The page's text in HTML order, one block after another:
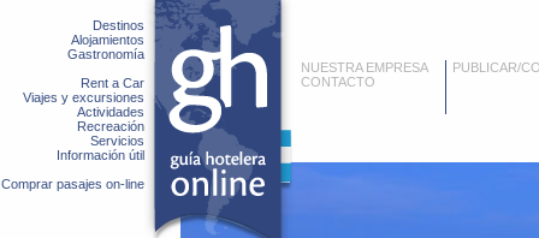
Destinos
Alojamientos
Gastronomía
Rent a Car
Viajes y excursiones
Actividades
Recreación
Servicios
Información útil
Comprar pasajes on-line
NUESTRA EMPRESA
CONTACTO
PUBLICAR/